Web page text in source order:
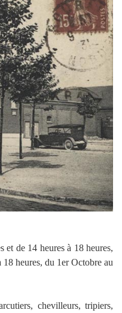
et de 14 heures à 18 heures,
heures, du 1er Octobre au
chevilleurs, tripiers,